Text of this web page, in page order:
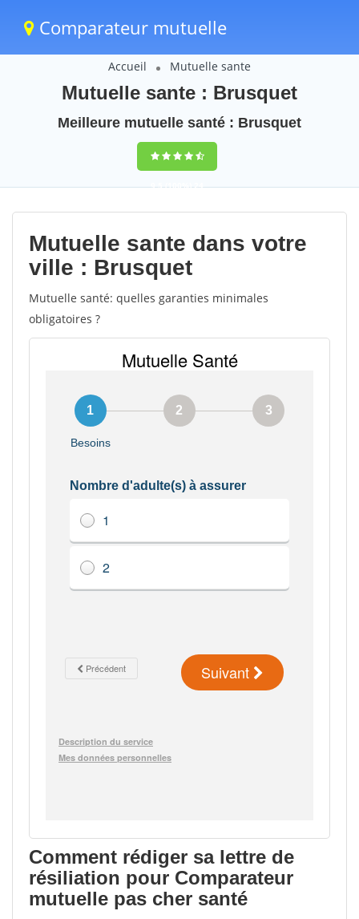
Comparateur mutuelle
Accueil Mutuelle sante
Mutuelle sante : Brusquet
Meilleure mutuelle santé : Brusquet
9,5(100%)24
votes
Mutuelle sante dans votre
ville : Brusquet
Mutuelle santé: quelles garanties minimales
obligatoires ?
Comment rédiger sa lettre de
résiliation pour Comparateur
mutuelle pas cher santé